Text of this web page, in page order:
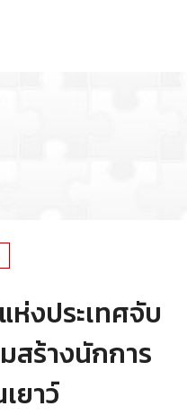
งประเทศจับ
สร้างนักการ
ยาว์